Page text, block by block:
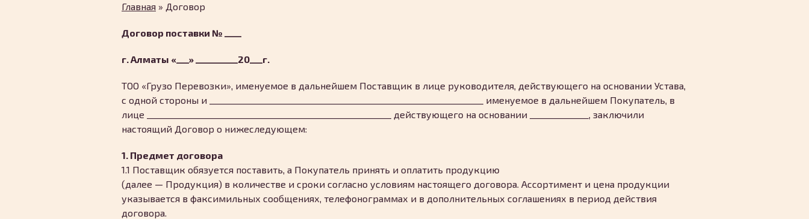
Главная » Договор
Договор поставки № ____
г. Алматы «___» __________20___г.
ТОО «Грузо Перевозки», именуемое в дальнейшем Поставщик в лице руководителя, действующего на основании Устава,
с одной стороны и _________________________________________________________________ именуемое в дальнейшем Покупатель, в
лице __________________________________________________________ действующего на основании ______________, заключили
настоящий Договор о нижеследующем:
1. Предмет договора
1.1 Поставщик обязуется поставить, а Покупатель принять и оплатить продукцию
(далее — Продукция) в количестве и сроки согласно условиям настоящего договора. Ассортимент и цена продукции
указывается в факсимильных сообщениях, телефонограммах и в дополнительных соглашениях в период действия
договора.